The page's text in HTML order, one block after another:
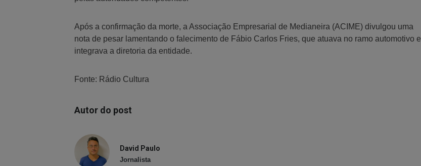
Após a confirmação da morte, a Associação Empresarial de Medianeira (ACIME) divulgou uma
nota de pesar lamentando o falecimento de Fábio Carlos Fries, que atuava no ramo automotivo e
integrava a diretoria da entidade.
Fonte: Rádio Cultura
Autor do post
David Paulo
Jornalista